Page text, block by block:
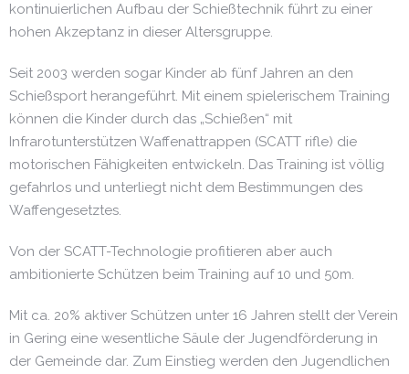
kontinuierlichen Aufbau der Schießtechnik führt zu einer
hohen Akzeptanz in dieser Altersgruppe.
Seit 2003 werden sogar Kinder ab fünf Jahren an den
Schießsport herangeführt. Mit einem spielerischem Training
können die Kinder durch das „Schießen“ mit
Infrarotunterstützen Waffenattrappen (SCATT rifle) die
motorischen Fähigkeiten entwickeln. Das Training ist völlig
gefahrlos und unterliegt nicht dem Bestimmungen des
Waffengesetztes.
Von der SCATT-Technologie profitieren aber auch
ambitionierte Schützen beim Training auf 10 und 50m.
Mit ca. 20% aktiver Schützen unter 16 Jahren stellt der Verein
in Gering eine wesentliche Säule der Jugendförderung in
der Gemeinde dar. Zum Einstieg werden den Jugendlichen